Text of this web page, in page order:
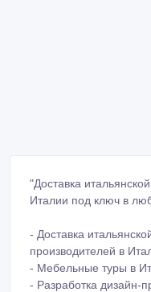
"Доставка
Италии под ключ в
- Доставка
производителей в
- Мебельные туры в
- Разработка дизайн-